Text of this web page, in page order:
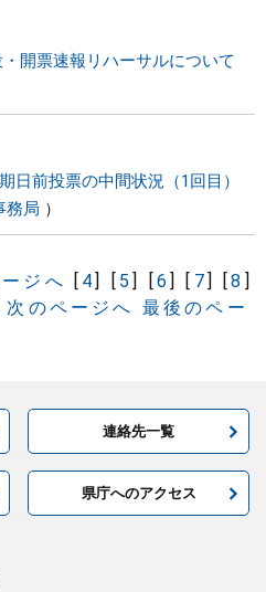
開票速報リハーサルについて
日前投票の中間状況（1回目）
務局
ジへ [ 4] [ 5] [6] [ 7] [8 ]
次のページへ 最後のペー
連絡先一覧
県庁へのアクセス